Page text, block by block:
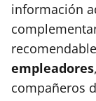
información
empleadores
compañeros